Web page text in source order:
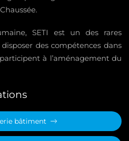
SETI est un des rares
des compétences dans
à l’aménagement du
bâtiment